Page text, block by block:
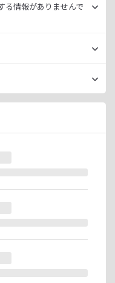
ニッチなキーワード
録）にご登録いただく
セットは0時）
有料プランのご利用
る情報がありませんで
ません。
おります。
得手段も有料プランに
対応できる見通しで
ト
コキーワード」のアフ
ります。
グイン）と有料プラ
ー情報」「銀行口座情